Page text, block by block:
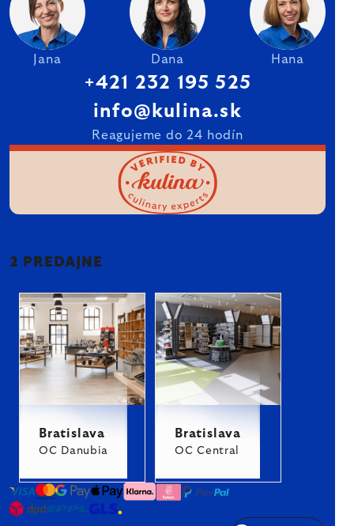
Jana Dana Hana
+421 232 195 525
info@kulina.sk
Reagujeme do 24 hodín
2 PREDAJNE
Bratislava
OC Danubia
Bratislava
OC Central